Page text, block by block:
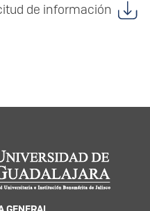
de información
del portal